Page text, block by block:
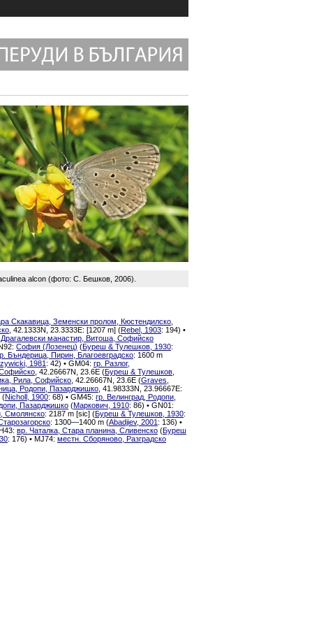
alcon (фото: С. Бешков, 2006).
Скакавица, Земенски пролом, Кюстендилско
, 42.1333N, 23.3333E: [1207 m] (Rebel, 1903: 194) •
Драгалевски манастир, Витоша, Софийско
София (Лозенец) (Буреш & Тулешков, 1930:
р. Бъндерица, Пирин, Благоевградско: 1600 m
1981 : 42) • GM04: гр. Разлог,
, 42.26667N, 23.6E (Буреш & Тулешков,
Рила, Софийско , 42.26667N, 23.6E (Graves,
Родопи, Пазарджишко , 41.98333N, 23.96667E:
(Nicholl, 1900: 68) • GM45: гр. Велинград, Родопи,
Пазарджишко (Маркович, 1910: 86) • GN01:
Смолянско: 2187 m [sic] (Буреш & Тулешков, 1930:
: 1300—1400 m (Abadjiev, 2001 : 136) •
вр. Чаталка, Стара планина, Сливенско (Буреш
: 176) • MJ74: местн. Сборяново, Разградско